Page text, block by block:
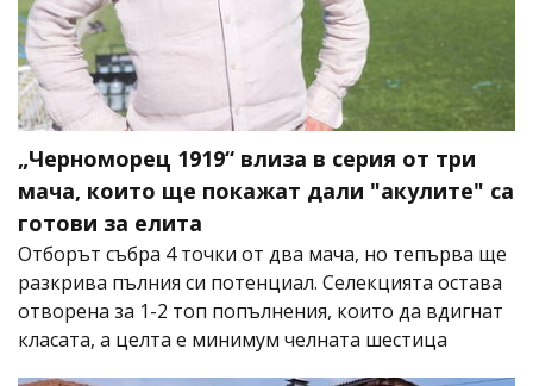
„Черноморец 1919“ влиза в серия от три
мача, които ще покажат дали "акулите" са
готови за елита
Отборът събра 4 точки от два мача, но тепърва ще
разкрива пълния си потенциал. Селекцията остава
отворена за 1-2 топ попълнения, които да вдигнат
класата, а целта е минимум челната шестица